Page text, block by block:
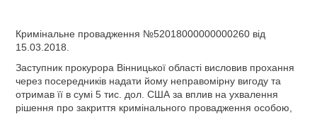
Кримінальне провадження №52018000000000260 від
15.03.2018.
Заступник прокурора Вінницької області висловив прохання
через посередників надати йому неправомірну вигоду та
отримав її в сумі 5 тис. дол. США за вплив на ухвалення
рішення про закриття кримінального провадження особою,